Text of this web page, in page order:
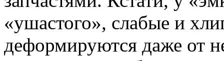
«ушастого», слабые и
деформируются даже от